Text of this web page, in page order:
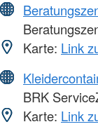
Karte: Link
BRK
Karte: Link